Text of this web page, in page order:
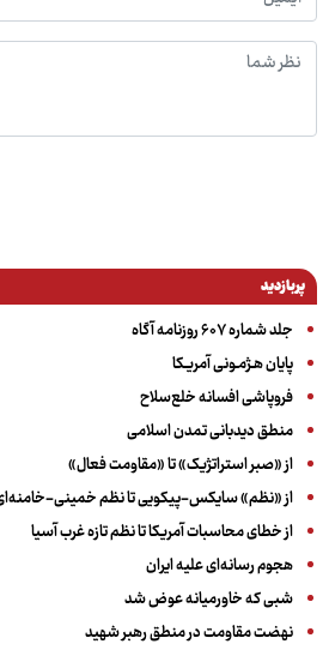
پربازدید
جلد شماره ۶۰۷ روزنامه آگاه
پایان هـژمـونی آمریـکا
فروپاشی افسانه خلع‌سلاح
منطق دیدبانی تمدن اسلامی
از «صبر استراتژیک» تا «مقاومت فعال»
از «نظم» سایکس-پیکویی تا نظم خمینی-
از خطای محاسبات آمریکا تا نظم تازه غرب آسیا
هجوم رسانه‌ای علیه ایران
شبی که خاورمیانه عوض شد
نهضت مقاومت در منطق رهبر شهید